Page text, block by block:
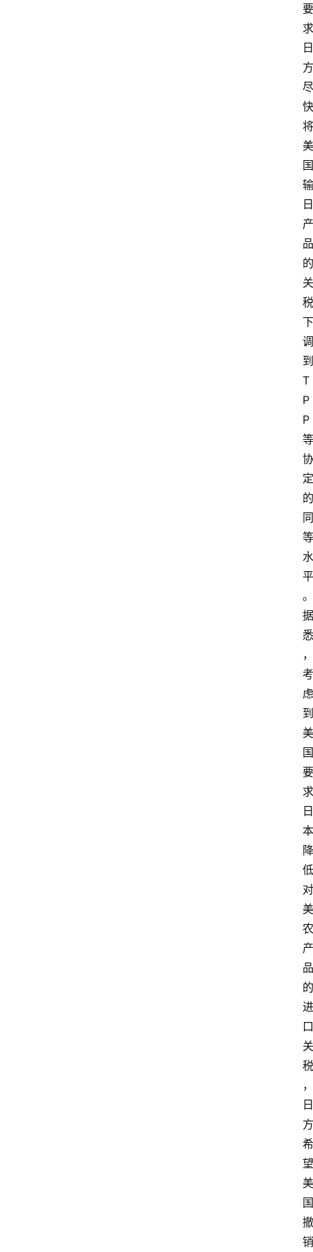
要
求
日
方
尽
快
将
美
国
输
日
产
品
的
关
税
下
调
到
T
P
P
等
协
定
的
同
等
水
平
。
据
悉
，
考
虑
到
美
国
要
求
日
本
降
低
对
美
农
产
品
的
进
口
关
税
，
日
方
希
望
美
国
撤
销